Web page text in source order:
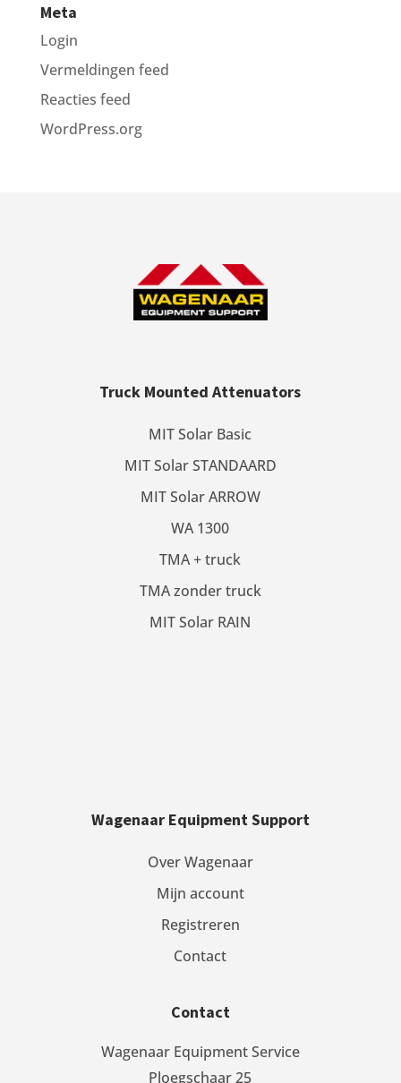
Meta
Login
Vermeldingen feed
Reacties feed
WordPress.org
Truck Mounted Attenuators
MIT Solar Basic
MIT Solar STANDAARD
MIT Solar ARROW
WA 1300
TMA + truck
TMA zonder truck
MIT Solar RAIN
Wagenaar Equipment Support
Over Wagenaar
Mijn account
Registreren
Contact
Contact
Wagenaar Equipment Service
Ploegschaar 25